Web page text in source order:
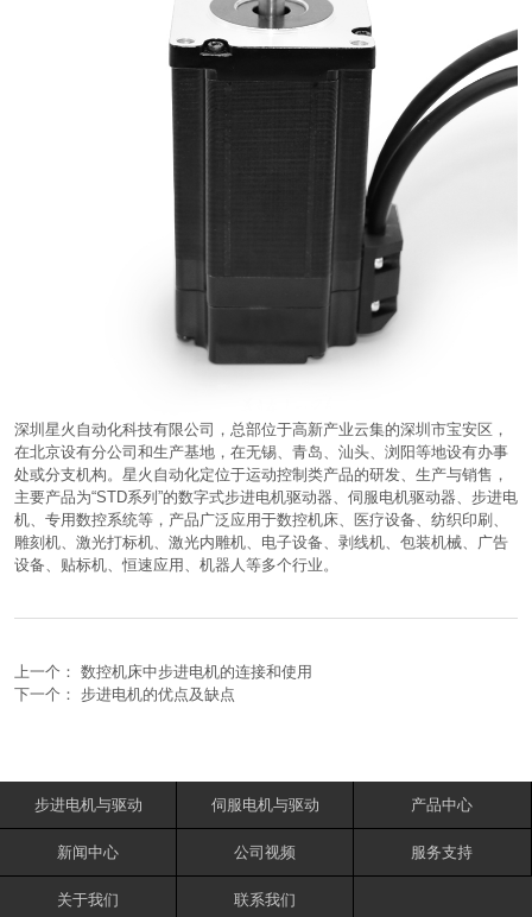
深圳星火自动化科技有限公司，总部位于高新产业云集的深圳市宝安区，
在北京设有分公司和生产基地，在无锡、青岛、汕头、浏阳等地设有办事
处或分支机构。星火自动化定位于运动控制类产品的研发、生产与销售，
主要产品为“STD系列”的数字式步进电机驱动器、伺服电机驱动器、步进电
机、专用数控系统等，产品广泛应用于数控机床、医疗设备、纺织印刷、
雕刻机、激光打标机、激光内雕机、电子设备、剥线机、包装机械、广告
设备、贴标机、恒速应用、机器人等多个行业。
上一个： 数控机床中步进电机的连接和使用
下一个： 步进电机的优点及缺点
步进电机与驱动 伺服电机与驱动 产品中心
新闻中心 公司视频 服务支持
关于我们 联系我们